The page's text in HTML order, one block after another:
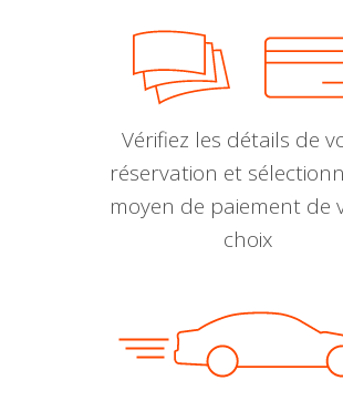
Vérifiez les détails de
réservation et
moyen de paiement de
choix